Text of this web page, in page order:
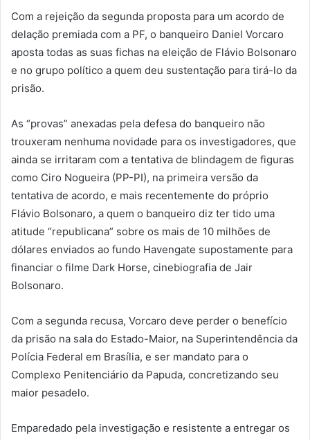
Com a rejeição da segunda proposta para um acordo de
delação premiada com a PF, o banqueiro Daniel Vorcaro
aposta todas as suas fichas na eleição de Flávio Bolsonaro
e no grupo político a quem deu sustentação para tirá-lo da
prisão.
As “provas” anexadas pela defesa do banqueiro não
trouxeram nenhuma novidade para os investigadores, que
ainda se irritaram com a tentativa de blindagem de figuras
como Ciro Nogueira (PP-PI), na primeira versão da
tentativa de acordo, e mais recentemente do próprio
Flávio Bolsonaro, a quem o banqueiro diz ter tido uma
atitude “republicana” sobre os mais de 10 milhões de
dólares enviados ao fundo Havengate supostamente para
financiar o filme Dark Horse, cinebiografia de Jair
Bolsonaro.
Com a segunda recusa, Vorcaro deve perder o benefício
da prisão na sala do Estado-Maior, na Superintendência da
Polícia Federal em Brasília, e ser mandato para o
Complexo Penitenciário da Papuda, concretizando seu
maior pesadelo.
Emparedado pela investigação e resistente a entregar os